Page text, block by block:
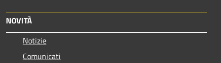
NOVITÀ
Notizie
Comunicati